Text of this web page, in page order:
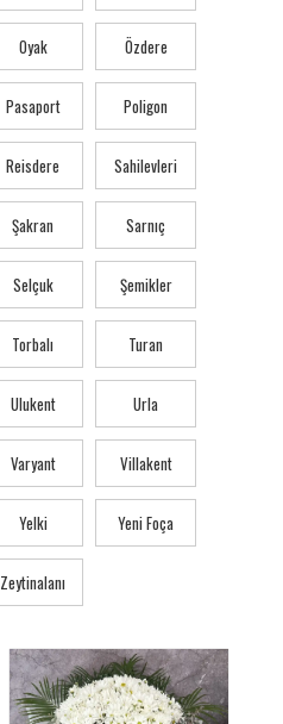
Oyak Özdere
Pasaport Poligon
Reisdere Sahilevleri
Şakran Sarnıç
Selçuk Şemikler
Torbalı Turan
Ulukent Urla
Varyant Villakent
Yelki Yeni Foça
Zeytinalanı